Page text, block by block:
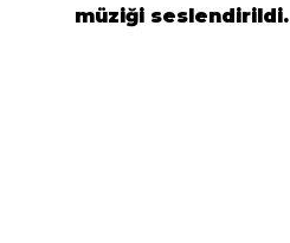
müziği seslendirildi.